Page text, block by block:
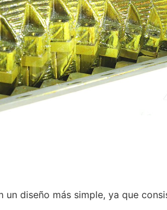
diseño más simple, ya que